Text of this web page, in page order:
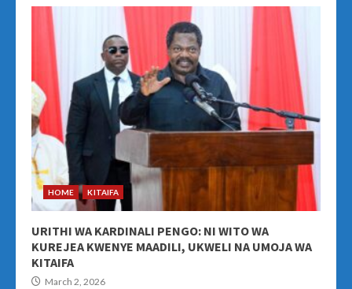
HOME KITAIFA
URITHI WA KARDINALI PENGO: NI WITO WA
KUREJEA KWENYE MAADILI, UKWELI NA UMOJA WA
KITAIFA
March 2, 2026